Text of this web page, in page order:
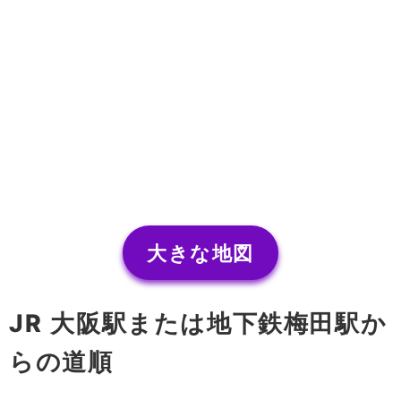
大きな地図
JR 大阪駅または地下鉄梅田駅か
らの道順